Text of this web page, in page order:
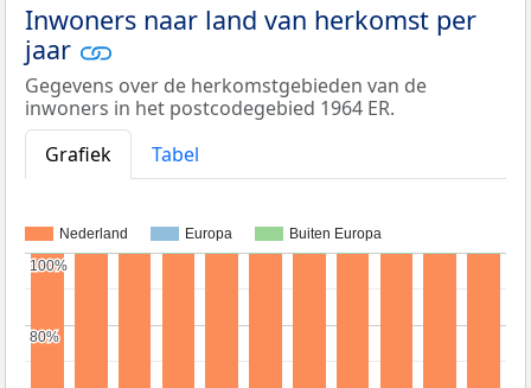
Inwoners naar land van herkomst per
jaar
Gegevens over de herkomstgebieden van de
inwoners in het postcodegebied 1964 ER.
Grafiek
Tabel
Nederland Europa Buiten Europa
80%
80%
100%
100%